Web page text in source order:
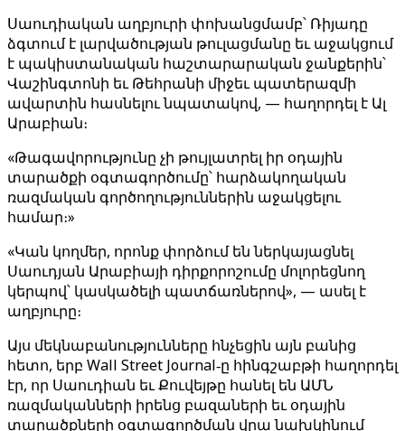
Սաուդիական աղբյուրի փոխանցմամբ՝ Ռիյադը
ձգտում է լարվածության թուլացմանը եւ աջակցում
է պակիստանական հաշտարարական ջանքերին՝
Վաշինգտոնի եւ Թեհրանի միջեւ պատերազմի
ավարտին հասնելու նպատակով, — հաղորդել է Ալ
Արաբիան։
«Թագավորությունը չի թույլատրել իր օդային
տարածքի օգտագործումը՝ հարձակողական
ռազմական գործողություններին աջակցելու
համար։»
«Կան կողմեր, որոնք փորձում են ներկայացնել
Սաուդյան Արաբիայի դիրքորոշումը մոլորեցնող
կերպով՝ կասկածելի պատճառներով», — ասել է
աղբյուրը։
Այս մեկնաբանությունները հնչեցին այն բանից
հետո, երբ Wall Street Journal‑ը հինգշաբթի հաղորդել
էր, որ Սաուդիան եւ Քուվեյթը հանել են ԱՄՆ
ռազմականների իրենց բազաների եւ օդային
տարածքների օգտագործման վրա նախկինում